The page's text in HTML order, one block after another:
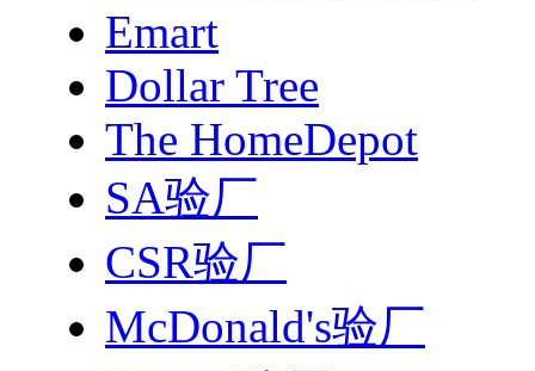
Emart
Dollar Tree
The HomeDepot
SA验厂
CSR验厂
McDonald's验厂